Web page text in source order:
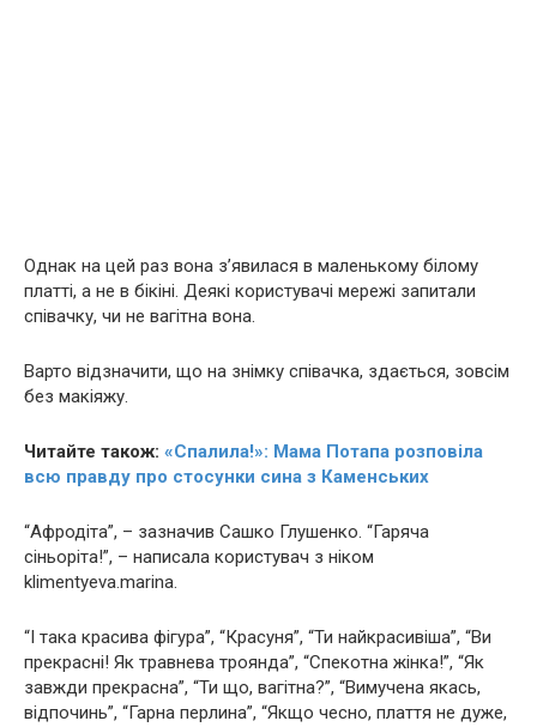
Однак на цей раз вона з’явилася в маленькому білому
платті, а не в бiкiні. Деякі користувачі мережі запитали
співачку, чи не вaгітна вона.
Варто відзначити, що на знімку співачка, здається, зовсім
без макіяжу.
Читайте також: «Спалила!»: Мама Потапа розповіла
всю правду про стосунки сина з Каменських
“Афродіта”, – зазначив Сашко Глушенко. “Гаряча
сіньоріта!”, – написала користувач з ніком
klimentyeva.marina.
“І така красива фігура”, “Красуня”, “Ти найкрасивіша”, “Ви
прекрасні! Як травнева троянда”, “Спекотна жінка!”, “Як
завжди прекрасна”, “Ти що, вагiтна?”, “Вимучена якась,
відпочинь”, “Гарна перлина”, “Якщо чесно, плаття не дуже,